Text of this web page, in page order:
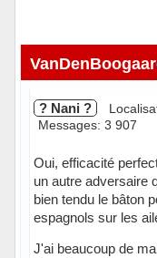
? Nani ?
Messages: 3 907
Oui, efficacité
un autre adversaire
bien tendu le bâton
espagnols sur les
J'ai beaucoup de